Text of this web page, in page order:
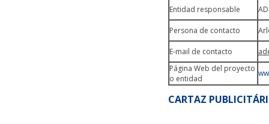
Entidad responsable
Persona de contacto
E-mail de contacto
Página Web del proyecto
o entidad
CARTAZ